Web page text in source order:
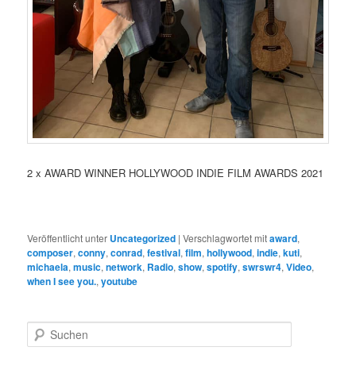
2 x AWARD WINNER HOLLYWOOD INDIE FILM AWARDS 2021
Veröffentlicht unter Uncategorized |Verschlagwortet mitaward,
composer,conny,conrad,festival,film,hollywood,indie,kuti,
michaela,music,network, Radio,show,spotify,swrswr4,Video,
when I see you.,youtube
u